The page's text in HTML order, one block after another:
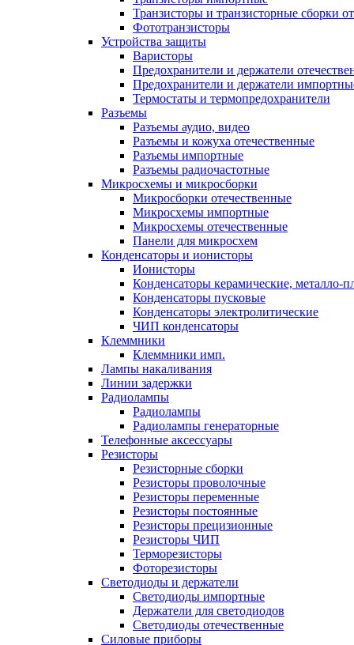
Транзисторы и транзисторные сборки
Фототранзисторы
Устройства защиты
Варисторы
Предохранители и держатели
Предохранители и держатели
Термостаты и термопредохранители
Разъемы
Разъемы аудио, видео
Разъемы и кожуха отечественные
Разъемы импортные
Разъемы радиочастотные
Микросхемы и микросборки
Микросборки отечественные
Микросхемы импортные
Микросхемы отечественные
Панели для микросхем
Конденсаторы и ионисторы
Ионисторы
Конденсаторы керамические, металло-
Конденсаторы пусковые
Конденсаторы электролитические
ЧИП конденсаторы
Клеммники
Клеммники имп.
Лампы накаливания
Линии задержки
Радиолампы
Радиолампы
Радиолампы генераторные
Телефонные аксессуары
Резисторы
Резисторные сборки
Резисторы проволочные
Резисторы переменные
Резисторы постоянные
Резисторы прецизионные
Резисторы ЧИП
Терморезисторы
Фоторезисторы
Светодиоды и держатели
Светодиоды импортные
Держатели для светодиодов
Светодиоды отечественные
Силовые приборы